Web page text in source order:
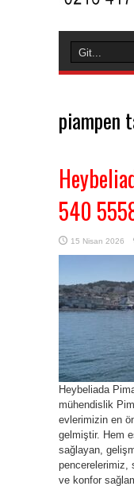
piampen
540
15 Nisan 2026
Heybeliada
mühendislik
evlerimizin en
gelmiştir. Hem
sağlayan,
pencerelerimiz,
ve konfor